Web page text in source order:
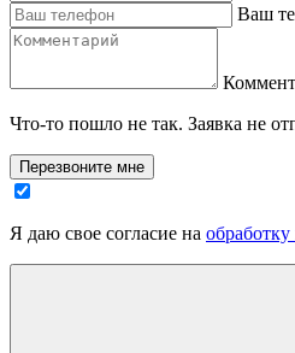
Ваш
Что-то пошло не так. Заявка не
Перезвоните мне
Я даю свое согласие на